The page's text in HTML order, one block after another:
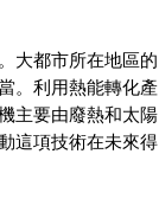
大都市所在地區的
。利用熱能轉化產
主要由廢熱和太陽
這項技術在未來得